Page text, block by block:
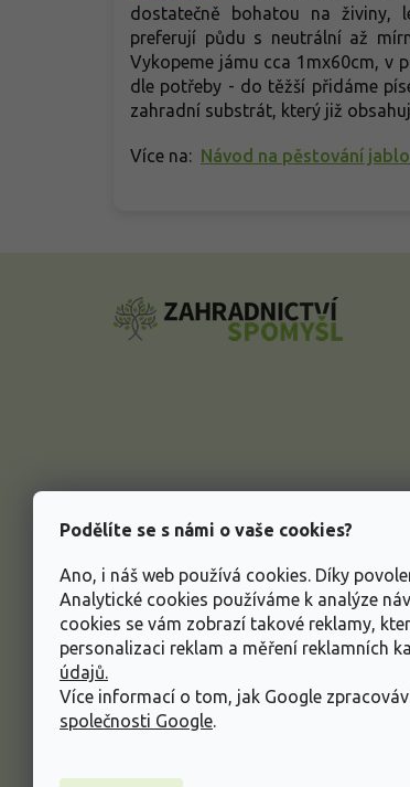
Podělíte se s námi o vaše cookies?
Ano, i náš web používá cookies. Díky
Analytické cookies používáme k analýze
cookies se vám zobrazí takové reklamy,
personalizaci reklam a měření reklamních
údajů.
Více informací o tom, jak Google
společnosti Google.
dostatečně bohatou na živiny,
preferují půdu s neutrální až
Vykopeme jámu cca 1mx60cm, v
dle potřeby - do těžší přidáme
zahradní substrát, který již
Více na: Návod na pěstování